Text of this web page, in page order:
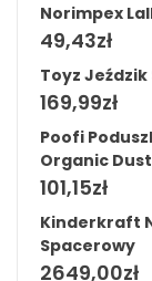
Norimpex
49,43zł
Toyz Jeździk
169,99zł
Poofi
Organic
101,15zł
Kinderkraft
Spacerowy
2649,00zł